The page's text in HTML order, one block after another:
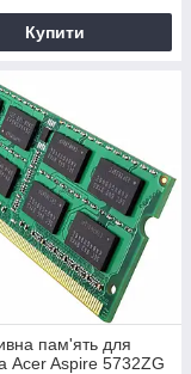
Купити
пам'ять для
Acer Aspire 5732ZG